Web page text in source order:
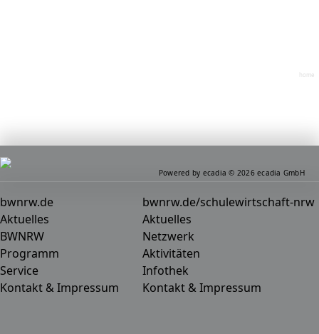
home
bwnrw.de
Aktuelles
BWNRW
Programm
Service
Kontakt & Impressum
bwnrw.de/schulewirtschaft-nrw
Aktuelles
Netzwerk
Aktivitäten
Infothek
Kontakt & Impressum
Powered by ecadia © 2026 ecadia GmbH